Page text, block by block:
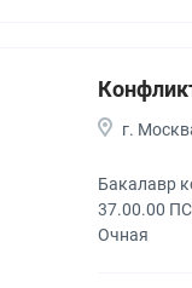
г.
Бакалавр
37.00.00
Очная